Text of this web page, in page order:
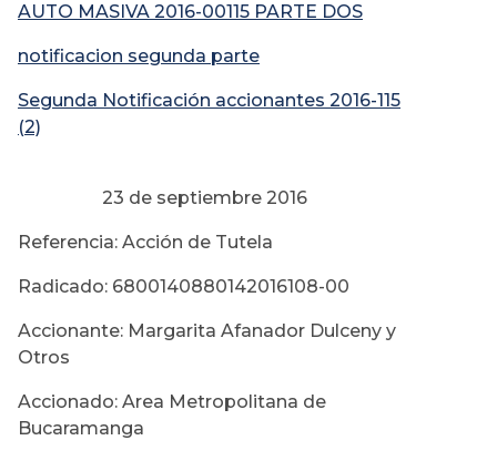
AUTO MASIVA 2016-00115 PARTE DOS
notificacion segunda parte
Segunda Notificación accionantes 2016-115
(2)
23 de septiembre 2016
Referencia: Acción de Tutela
Radicado: 6800140880142016108-00
Accionante: Margarita Afanador Dulceny y
Otros
Accionado: Area Metropolitana de
Bucaramanga